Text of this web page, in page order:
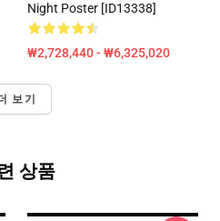
Night Poster [ID13338]
₩2,728,440 - ₩6,325,020
보기
상품